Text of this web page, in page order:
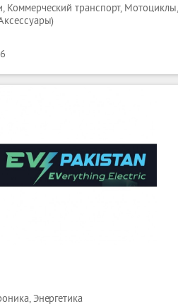
Коммерческий транспорт, Мотоциклы,
Энергетика